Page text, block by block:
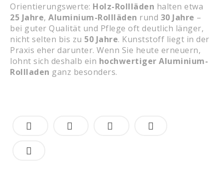
Orientierungswerte: Holz-Rollläden halten etwa
25 Jahre, Aluminium-Rollläden rund 30 Jahre –
bei guter Qualität und Pflege oft deutlich länger,
nicht selten bis zu 50 Jahre. Kunststoff liegt in der
Praxis eher darunter. Wenn Sie heute erneuern,
lohnt sich deshalb ein hochwertiger Aluminium-
Rollladen ganz besonders.